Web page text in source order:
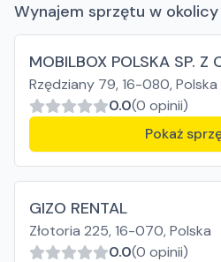
Wynajem sprzętu w okolicy
MOBILBOX POLSKA SP. Z
Rzędziany 79, 16-080, Polska
0.0(0 opinii)
Pokaż
GIZO RENTAL
Złotoria 225, 16-070, Polska
0.0(0 opinii)